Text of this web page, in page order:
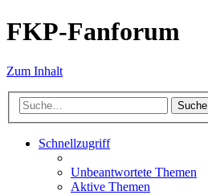
FKP-Fanforum
Zum Inhalt
Suche
Schnellzugriff
Unbeantwortete Themen
Aktive Themen